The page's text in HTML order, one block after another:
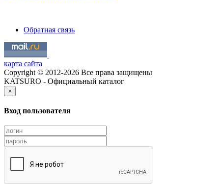
Обратная связь
карта сайта
Copyright © 2012-2026 Все права защищены
KATSURO - Официальный каталог
×
Вход пользователя